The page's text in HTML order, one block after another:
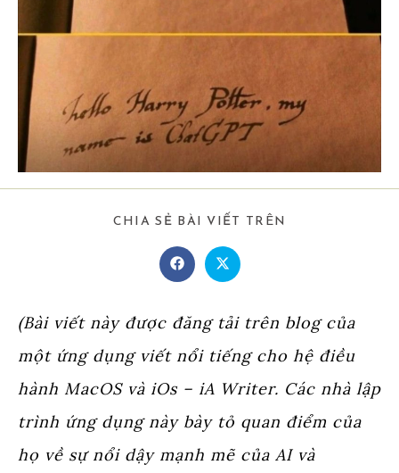
CHIA SẺ BÀI VIẾT TRÊN
Opens
in
window
Opens
in
window
(Bài viết này được đăng tải trên blog của
một ứng dụng viết nổi tiếng cho hệ điều
hành MacOS và iOs – iA Writer. Các nhà lập
trình ứng dụng này bày tỏ quan điểm của
họ về sự nổi dậy mạnh mẽ của AI và